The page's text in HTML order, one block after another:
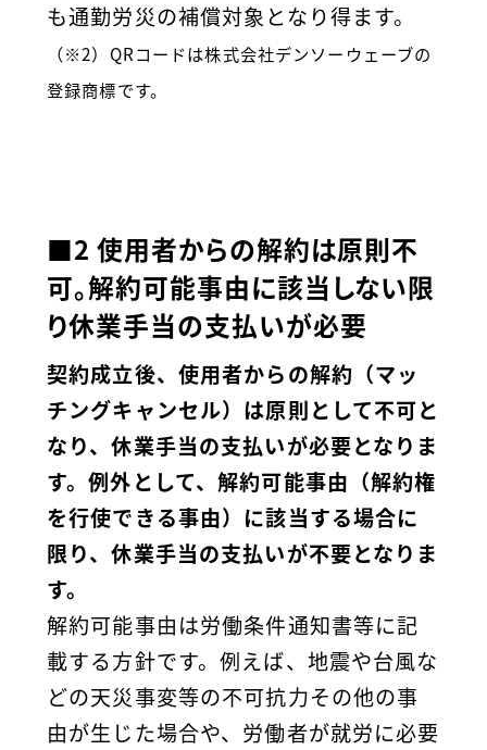
も通勤労災の補償対象となり得ます。
（※2）QRコードは株式会社デンソーウェーブの
登録商標です。
■2 使用者からの解約は原則不
可。解約可能事由に該当しない限
り休業手当の支払いが必要
契約成立後、使用者からの解約（マッ
チングキャンセル）は原則として不可と
なり、休業手当の支払いが必要となりま
す。例外として、解約可能事由（解約権
を行使できる事由）に該当する場合に
限り、休業手当の支払いが不要となりま
す。
解約可能事由は労働条件通知書等に記
載する方針です。例えば、地震や台風な
どの天災事変等の不可抗力その他の事
由が生じた場合や、労働者が就労に必要